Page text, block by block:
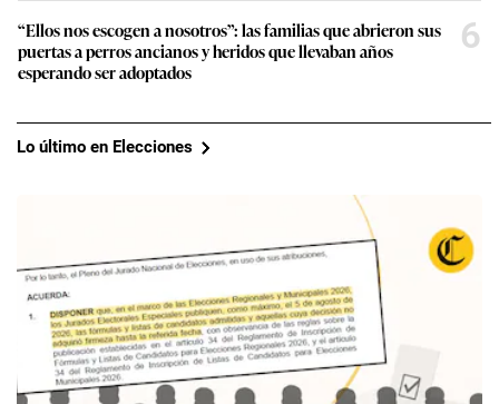
“Ellos nos escogen a nosotros”: las familias que abrieron sus
puertas a perros ancianos y heridos que llevaban años
esperando ser adoptados
6
Lo último en Elecciones